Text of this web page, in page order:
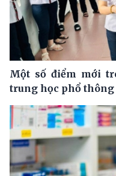
Một số điểm mới
trung học phổ thông